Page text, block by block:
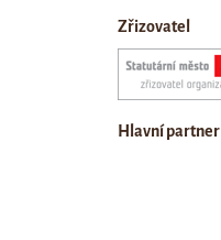
Zřizovatel
Hlavní partner